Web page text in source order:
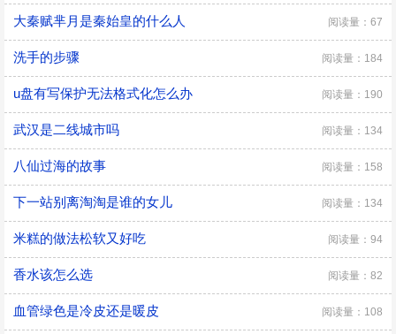
大秦赋芈月是秦始皇的什么人 阅读量：67
洗手的步骤 阅读量：184
u盘有写保护无法格式化怎么办 阅读量：190
武汉是二线城市吗 阅读量：134
八仙过海的故事 阅读量：158
下一站别离淘淘是谁的女儿 阅读量：134
米糕的做法松软又好吃 阅读量：94
香水该怎么选 阅读量：82
血管绿色是冷皮还是暖皮 阅读量：108